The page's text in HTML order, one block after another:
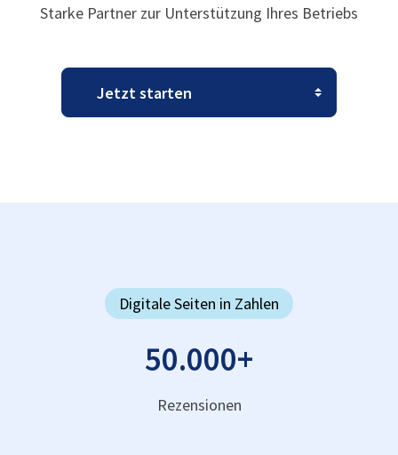
Starke Partner zur Unterstützung Ihres Betriebs
Digitale Seiten in Zahlen
50.000+
Rezensionen